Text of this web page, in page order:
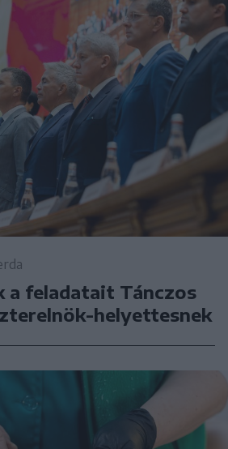
a feladatait Tánczos
helyettesnek